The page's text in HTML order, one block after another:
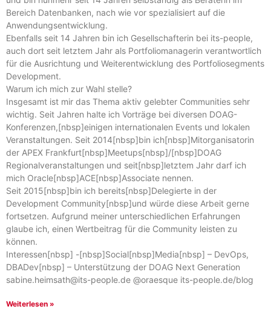
Bereich Datenbanken, nach wie vor spezialisiert auf die
Anwendungsentwicklung.
Ebenfalls seit 14 Jahren bin ich Gesellschafterin bei its-people,
auch dort seit letztem Jahr als Portfoliomanagerin verantwortlich
für die Ausrichtung und Weiterentwicklung des Portfoliosegments
Development.
Warum ich mich zur Wahl stelle?
Insgesamt ist mir das Thema aktiv gelebter Communities sehr
wichtig. Seit Jahren halte ich Vorträge bei diversen DOAG-
Konferenzen,[nbsp]einigen internationalen Events und lokalen
Veranstaltungen. Seit 2014[nbsp]bin ich[nbsp]Mitorganisatorin
der APEX Frankfurt[nbsp]Meetups[nbsp]/[nbsp]DOAG
Regionalveranstaltungen und seit[nbsp]letztem Jahr darf ich
mich Oracle[nbsp]ACE[nbsp]Associate nennen.
Seit 2015[nbsp]bin ich bereits[nbsp]Delegierte in der
Development Community[nbsp]und würde diese Arbeit gerne
fortsetzen. Aufgrund meiner unterschiedlichen Erfahrungen
glaube ich, einen Wertbeitrag für die Community leisten zu
können.
Interessen[nbsp] -[nbsp]Social[nbsp]Media[nbsp] – DevOps,
DBADev[nbsp] – Unterstützung der DOAG Next Generation
sabine.heimsath@its-people.de @oraesque its-people.de/blog
Weiterlesen »